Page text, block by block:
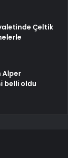
Çeltik
Alper
belli oldu